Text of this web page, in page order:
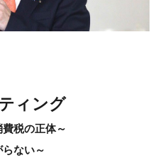
ィング
税の正体～
ない～